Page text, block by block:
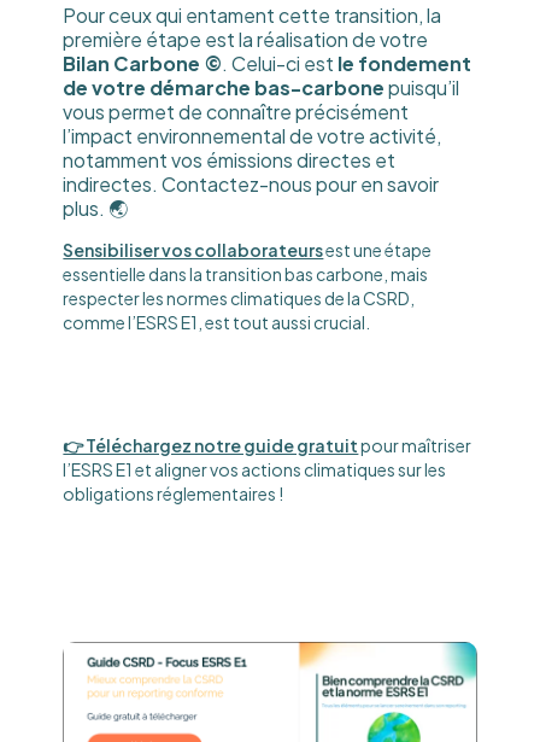
Pour ceux qui entament cette transition, la
première étape est la réalisation de votre
Bilan Carbone ©. Celui-ci est le fondement
de votre démarche bas-carbonepuisqu’il
vous permet de connaître précisément
l’impact environnemental de votre activité,
notamment vos émissions directes et
indirectes. Contactez-nous pour en savoir
plus. 🌏
Sensibiliser vos collaborateursest une étape
essentielle dans la transition bas carbone, mais
respecter les normes climatiques de la CSRD,
comme l’ESRS E1, est tout aussi crucial.
👉 Téléchargez notre guide gratuitpour maîtriser
l’ESRS E1 et aligner vos actions climatiques sur les
obligations réglementaires !